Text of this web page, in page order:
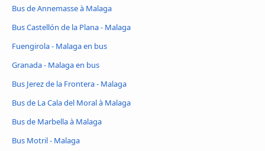
Bus de Annemasse à Malaga
Bus Castellón de la Plana - Malaga
Fuengirola - Malaga en bus
Granada - Malaga en bus
Bus Jerez de la Frontera - Malaga
Bus de La Cala del Moral à Malaga
Bus de Marbella à Malaga
Bus Motril - Malaga